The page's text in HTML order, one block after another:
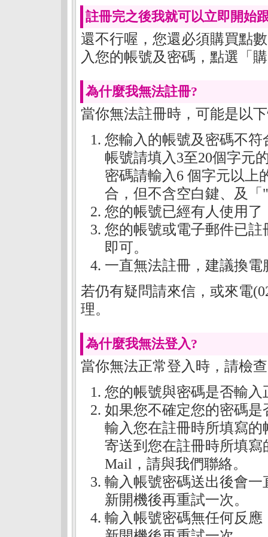
註冊完之後我就可以立即開始
還不行喔，您還必須購買點
入您的帳號及密碼，點選「
為什麼我無法註冊?
當你無法註冊時，可能是以
您輸入的帳號及密碼不符
帳號請填入3至20個字元
密碼請輸入6 個字元以上
合，但不含空白鍵、及「
您的帳號已經有人使用
您的帳號或電子郵件已
即可。
一直無法註冊，建議換
若仍有疑問請來信，或來電
理。
為什麼我無法登入?
當你無法正常登入時，請檢
您的帳號與密碼是否輸入
如果您不確定您的密碼
輸入您在註冊時所填寫
寄送到您在註冊時所填
Mail，請與我們聯絡。
輸入帳號密碼送出後會
新開機後再重試一次。
輸入帳號密碼無任何反